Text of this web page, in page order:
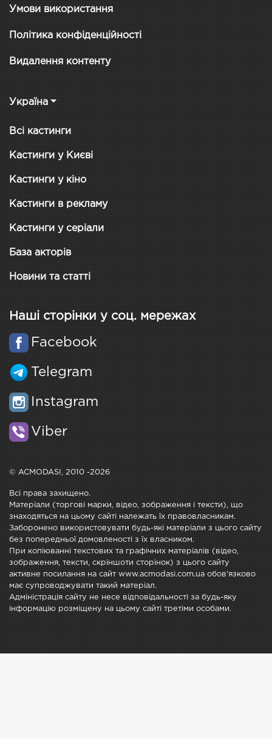
Умови використання
Політика конфіденційності
Видалення контенту
Україна
Всі кастинги
Кастинги у Києві
Кастинги у кіно
Кастинги в рекламу
Кастинги у серіали
База акторів
Новини та статті
Наші сторінки у соц. мережах
Facebook
Telegram
Instagram
Viber
© ACMODASI, 2010 -2026
Всі права захищено.
Матеріали (торгові марки, відео, зображення і тексти), що
знаходяться на цьому сайті належать їх правовласникам.
Заборонено використовувати будь-які матеріали з цього сайту
без попередньої домовленості з їх власником.
При копіюванні текстових та графічних матеріалів (відео,
зображення, тексти, скріншоти сторінок) з цього сайту
активне посилання на сайт www.acmodasi.com.ua обов'язково
має супроводжувати такий матеріал.
Адміністрація сайту не несе відповідальності за будь-яку
інформацію розміщену на цьому сайті третіми особами.